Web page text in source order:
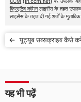
क्रिएटिव कॉमनलाइसेंस के तहत उपलब्ध
लाइसेंस के तहत दी गई शर्तों के
यूट्यूब सब्सक्राइब कैसे
यह भी पढ़ें